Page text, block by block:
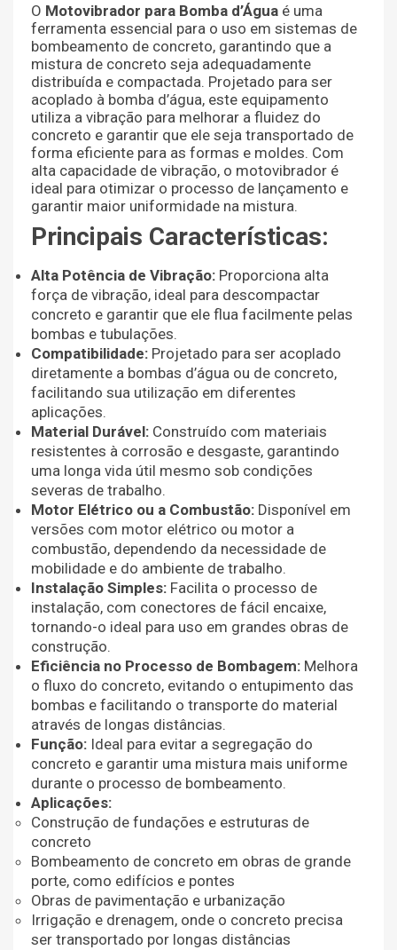
O Motovibrador para Bomba d’Água é uma
ferramenta essencial para o uso em sistemas de
bombeamento de concreto, garantindo que a
mistura de concreto seja adequadamente
distribuída e compactada. Projetado para ser
acoplado à bomba d’água, este equipamento
utiliza a vibração para melhorar a fluidez do
concreto e garantir que ele seja transportado de
forma eficiente para as formas e moldes. Com
alta capacidade de vibração, o motovibrador é
ideal para otimizar o processo de lançamento e
garantir maior uniformidade na mistura.
Principais Características:
Alta Potência de Vibração: Proporciona alta
força de vibração, ideal para descompactar
concreto e garantir que ele flua facilmente pelas
bombas e tubulações.
Compatibilidade: Projetado para ser acoplado
diretamente a bombas d’água ou de concreto,
facilitando sua utilização em diferentes
aplicações.
Material Durável: Construído com materiais
resistentes à corrosão e desgaste, garantindo
uma longa vida útil mesmo sob condições
severas de trabalho.
Motor Elétrico ou a Combustão: Disponível em
versões com motor elétrico ou motor a
combustão, dependendo da necessidade de
mobilidade e do ambiente de trabalho.
Instalação Simples: Facilita o processo de
instalação, com conectores de fácil encaixe,
tornando-o ideal para uso em grandes obras de
construção.
Eficiência no Processo de Bombagem: Melhora
o fluxo do concreto, evitando o entupimento das
bombas e facilitando o transporte do material
através de longas distâncias.
Função: Ideal para evitar a segregação do
concreto e garantir uma mistura mais uniforme
durante o processo de bombeamento.
Aplicações:
Construção de fundações e estruturas de
concreto
Bombeamento de concreto em obras de grande
porte, como edifícios e pontes
Obras de pavimentação e urbanização
Irrigação e drenagem, onde o concreto precisa
ser transportado por longas distâncias